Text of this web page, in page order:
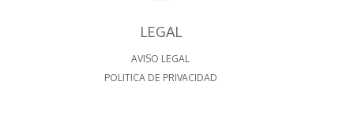
LEGAL
AVISO LEGAL
POLITICA DE PRIVACIDAD